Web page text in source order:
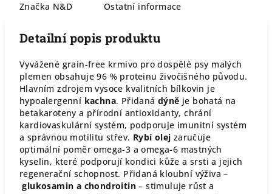
Značka N&D Ostatní informace
Detailní popis produktu
Vyvážené grain-free krmivo pro dospělé psy malých
plemen obsahuje 96 % proteinu živočišného původu.
Hlavním zdrojem vysoce kvalitních bílkovin je
hypoalergenní kachna. Přidanádýně je bohatá na
betakaroteny a přírodní antioxidanty, chrání
kardiovaskulární systém, podporuje imunitní systém
a správnou motilitu střev. Rybí olej zaručuje
optimální poměr omega-3 a omega-6 mastných
kyselin, které podporují kondici kůže a srsti a jejich
regenerační schopnost. Přidaná kloubní výživa –
glukosamin a chondroitin – stimuluje růst a